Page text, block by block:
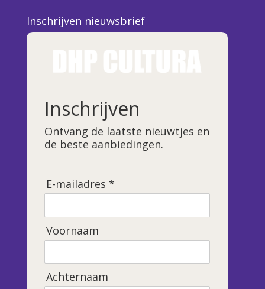
Inschrijven nieuwsbrief
Inschrijven
Ontvang de laatste nieuwtjes en
de beste aanbiedingen.
E-mailadres *
Voornaam
Achternaam